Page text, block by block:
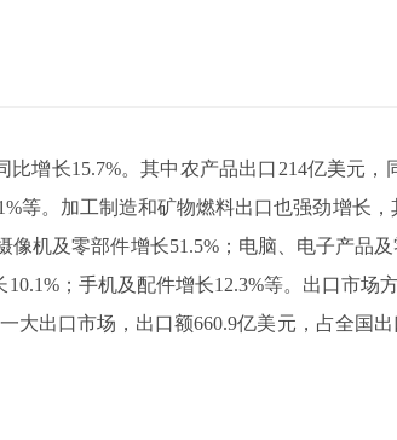
增长15.7%。其中农产品出口214亿美元，
等。加工制造和矿物燃料出口也强劲增长
机及零部件增长51.5%；电脑、电子产品
；手机及配件增长12.3%等。出口市场
出口市场，出口额660.9亿美元，占全国出